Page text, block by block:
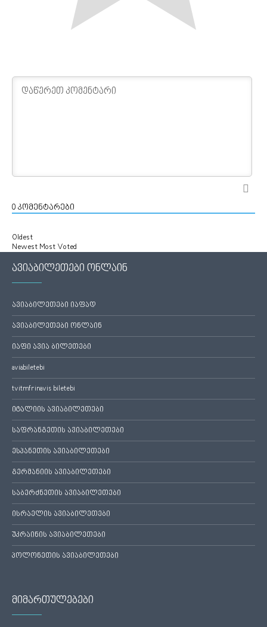
0 კომენტარები
Oldest
Newest Most Voted
ავიაბილეთები ონლაინ
ავიაბილეთები იაფად
ავიაბილეთები ონლაინ
იაფი ავია ბილეთები
aviabiletebi
tvitmfrinavis biletebi
იტალიის ავიაბილეთები
საფრანგეთის ავიაბილეთები
ესპანეთის ავიაბილეთები
გერმანიის ავიაბილეთები
საბერძნეთის ავიაბილეთები
ისრაელის ავიაბილეთები
უკრაინის ავიაბილეთები
პოლონეთის ავიაბილეთები
მიმართულებები